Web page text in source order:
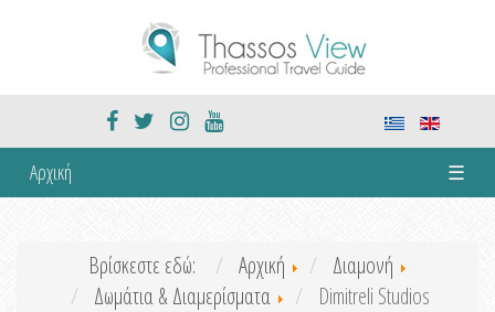
Αρχική ☰
Βρίσκεστε εδώ: Αρχική
Διαμονή
Δωμάτια & Διαμερίσματα
Dimitreli Studios